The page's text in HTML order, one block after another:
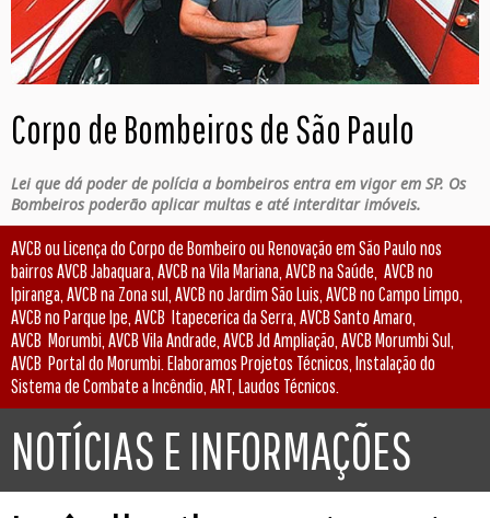
Corpo de Bombeiros de São Paulo
Lei que dá poder de polícia a bombeiros entra em vigor em SP. Os
Bombeiros poderão aplicar multas e até interditar imóveis.
AVCB ou Licença do Corpo de Bombeiro ou Renovação em São Paulo nos
bairros AVCB Jabaquara, AVCB na Vila Mariana, AVCB na Saúde, AVCB no
Ipiranga, AVCB na Zona sul, AVCB no Jardim São Luis, AVCB no Campo Limpo,
AVCB no Parque Ipe, AVCB Itapecerica da Serra, AVCB Santo Amaro,
AVCB Morumbi, AVCB Vila Andrade, AVCB Jd Ampliação, AVCB Morumbi Sul,
AVCB Portal do Morumbi. Elaboramos Projetos Técnicos, Instalação do
Sistema de Combate a Incêndio, ART, Laudos Técnicos.
NOTÍCIAS E INFORMAÇÕES